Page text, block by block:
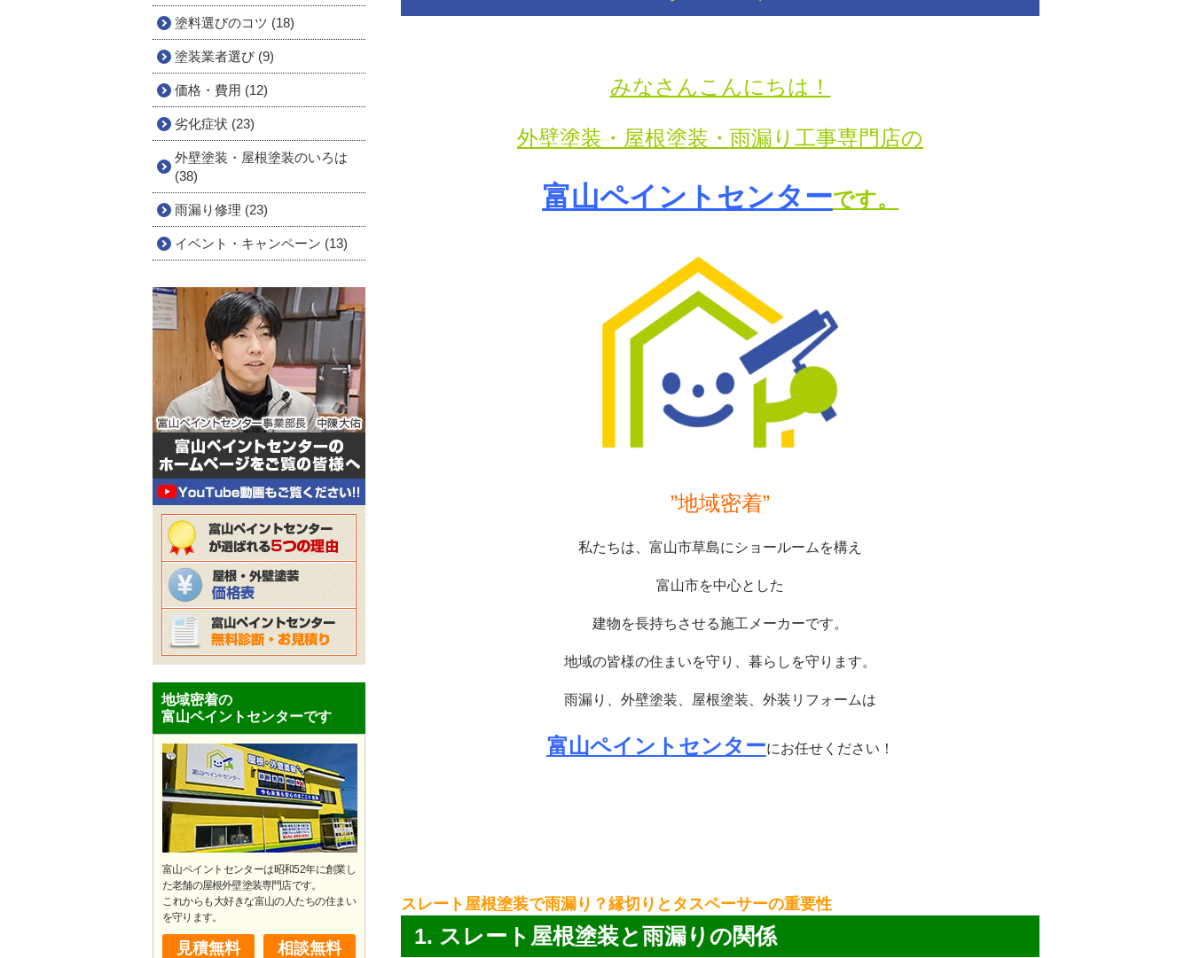
みなさんこんにちは！
外壁塗装・屋根塗装・雨漏り工事専門店の
富山ペイントセンターです。
”地域密着”
私たちは、富山市草島にショールームを構え
富山市を中心とした
建物を長持ちさせる施工メーカーです。
地域の皆様の住まいを守り、暮らしを守ります。
雨漏り、外壁塗装、屋根塗装、外装リフォームは
富山ペイントセンターにお任せください！
スレート屋根塗装で雨漏り？縁切りとタスペーサーの重要性
1. スレート屋根塗装と雨漏りの関係
塗料選びのコツ (18)
塗装業者選び (9)
価格・費用 (12)
劣化症状 (23)
外壁塗装・屋根塗装のいろは
(38)
雨漏り修理 (23)
イベント・キャンペーン (13)
地域密着の
富山ペイントセンターです
富山ペイントセンターは昭和52年に創業し
た老舗の屋根外壁塗装専門店です。
​これからも大好きな富山の人たちの住まい
を守ります。
見積無料 相談無料